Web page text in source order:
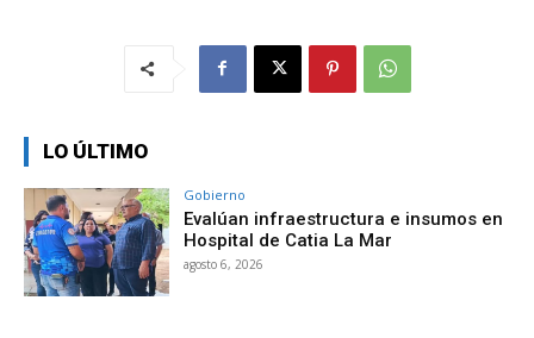
LO ÚLTIMO
Gobierno
Evalúan infraestructura e insumos en
Hospital de Catia La Mar
agosto 6, 2026